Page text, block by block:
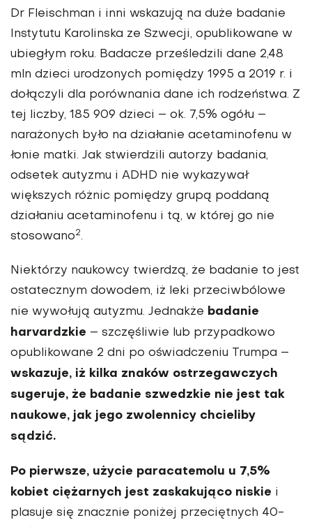
Dr Fleischman i inni wskazują na duże badanie
Instytutu Karolinska ze Szwecji, opublikowane w
ubiegłym roku. Badacze prześledzili dane 2,48
mln dzieci urodzonych pomiędzy 1995 a 2019 r. i
dołączyli dla porównania dane ich rodzeństwa. Z
tej liczby, 185 909 dzieci – ok. 7,5% ogółu –
narażonych było na działanie acetaminofenu w
łonie matki. Jak stwierdzili autorzy badania,
odsetek autyzmu i ADHD nie wykazywał
większych różnic pomiędzy grupą poddaną
działaniu acetaminofenu i tą, w której go nie
stosowano2.
Niektórzy naukowcy twierdzą, że badanie to jest
ostatecznym dowodem, iż leki przeciwbólowe
nie wywołują autyzmu. Jednakże badanie
harvardzkie – szczęśliwie lub przypadkowo
opublikowane 2 dni po oświadczeniu Trumpa –
wskazuje, iż kilka znaków ostrzegawczych
sugeruje, że badanie szwedzkie nie jest tak
naukowe, jak jego zwolennicy chcieliby
sądzić.
Po pierwsze, użycie paracatemolu u 7,5%
kobiet ciężarnych jest zaskakująco niskie i
plasuje się znacznie poniżej przeciętnych 40-